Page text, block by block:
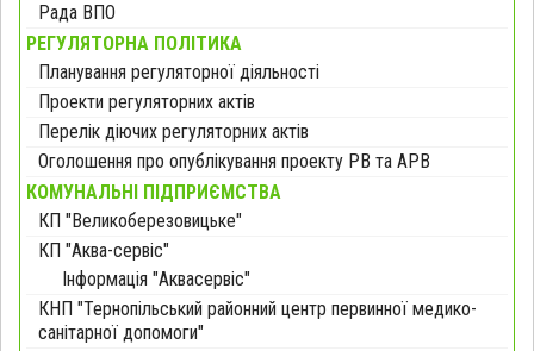
Рада ВПО
РЕГУЛЯТОРНА ПОЛІТИКА
Планування регуляторної діяльності
Проекти регуляторних актів
Перелік діючих регуляторних актів
Оголошення про опублікування проекту РВ та АРВ
КОМУНАЛЬНІ ПІДПРИЄМСТВА
КП "Великоберезовицьке"
КП "Аква-сервіс"
Інформація "Аквасервіс"
КНП "Тернопільський районний центр первинної медико-
санітарної допомоги"